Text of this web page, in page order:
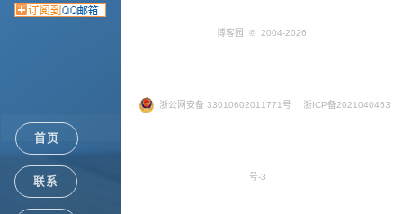
首页
联系
博客园 © 2004-2026
浙公网安备 33010602011771号 浙ICP备2021040463
号-3